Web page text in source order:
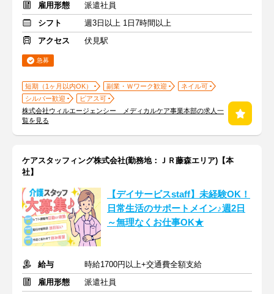
雇用形態
派遣社員
シフト
週3日以上 1日7時間以上
アクセス
伏見駅
急募
短期（1ヶ月以内OK） 副業・Ｗワーク歓迎
ネイル可
シルバー歓迎
ピアス可
株式会社ウィルエージェンシー メディカルケア事業本部の求人一
覧を見る
ケアスタッフィング株式会社(勤務地：ＪＲ藤森エリア)【本
社】
【デイサービスstaff】未経験OK！
日常生活のサポートメイン♪週2日
～無理なくお仕事OK★
給与
時給1700円以上+交通費全額支給
雇用形態
派遣社員